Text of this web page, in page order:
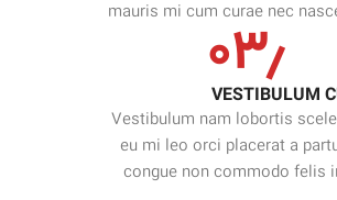
mauris mi cum curae nec
۰۳٫
VESTIBULUM
Vestibulum nam lobortis
eu mi leo orci placerat a
congue non commodo felis